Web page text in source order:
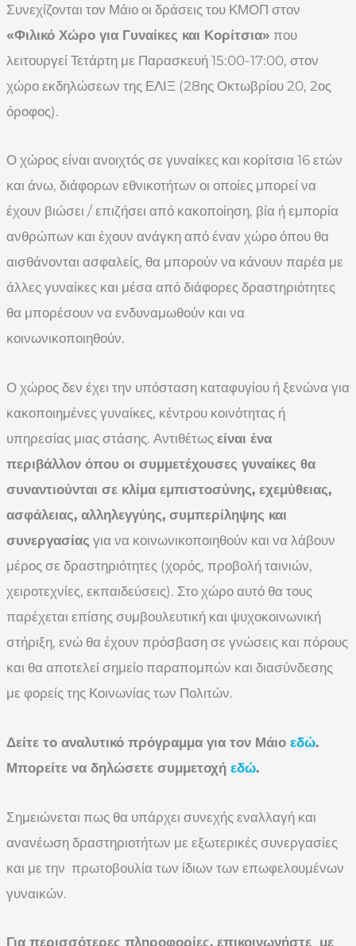
Συνεχίζονται τον Μάιο οι δράσεις του ΚΜΟΠ στον
«Φιλικό Χώρο για Γυναίκες και Κορίτσια» που
λειτουργεί Τετάρτη με Παρασκευή 15:00-17:00, στον
χώρο εκδηλώσεων της ΕΛΙΞ (28ης Οκτωβρίου 20, 2ος
όροφος).
Ο χώρος είναι ανοιχτός σε γυναίκες και κορίτσια 16 ετών
και άνω, διάφορων εθνικοτήτων οι οποίες μπορεί να
έχουν βιώσει / επιζήσει από κακοποίηση, βία ή εμπορία
ανθρώπων και έχουν ανάγκη από έναν χώρο όπου θα
αισθάνονται ασφαλείς, θα μπορούν να κάνουν παρέα με
άλλες γυναίκες και μέσα από διάφορες δραστηριότητες
θα μπορέσουν να ενδυναμωθούν και να
κοινωνικοποιηθούν.
Ο χώρος δεν έχει την υπόσταση καταφυγίου ή ξενώνα για
κακοποιημένες γυναίκες, κέντρου κοινότητας ή
υπηρεσίας μιας στάσης. Αντιθέτως είναι ένα
περιβάλλον όπου οι συμμετέχουσες γυναίκες θα
συναντιούνται σε κλίμα εμπιστοσύνης, εχεμύθειας,
ασφάλειας, αλληλεγγύης, συμπερίληψης και
συνεργασίας για να κοινωνικοποιηθούν και να λάβουν
μέρος σε δραστηριότητες (χορός, προβολή ταινιών,
χειροτεχνίες, εκπαιδεύσεις). Στο χώρο αυτό θα τους
παρέχεται επίσης συμβουλευτική και ψυχοκοινωνική
στήριξη, ενώ θα έχουν πρόσβαση σε γνώσεις και πόρους
και θα αποτελεί σημείο παραπομπών και διασύνδεσης
με φορείς της Κοινωνίας των Πολιτών.
Δείτε το αναλυτικό πρόγραμμα για τον Μάιο εδώ.
Μπορείτε να δηλώσετε συμμετοχή εδώ.
Σημειώνεται πως θα υπάρχει συνεχής εναλλαγή και
ανανέωση δραστηριοτήτων με εξωτερικές συνεργασίες
και με την πρωτοβουλία των ίδιων των επωφελουμένων
γυναικών.
Για περισσότερες πληροφορίες, επικοινωνήστε με